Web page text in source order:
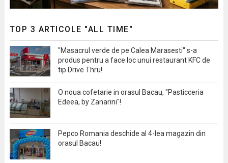
TOP 3 ARTICOLE "ALL TIME"
"Masacrul verde de pe Calea Marasesti" s-a
produs pentru a face loc unui restaurant KFC de
tip Drive Thru!
O noua cofetarie in orasul Bacau, "Pasticceria
Edeea, by Zanarini"!
Pepco Romania deschide al 4-lea magazin din
orasul Bacau!